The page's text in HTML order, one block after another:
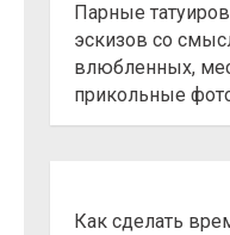
Парные
эскизов со
влюбленных,
прикольные
Как сделать